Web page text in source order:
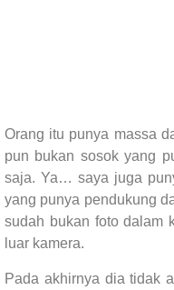
Orang itu punya massa
pun bukan sosok yang
saja. Ya… saya juga
yang punya pendukung
sudah bukan foto dalam
luar kamera.
Pada akhirnya dia tidak